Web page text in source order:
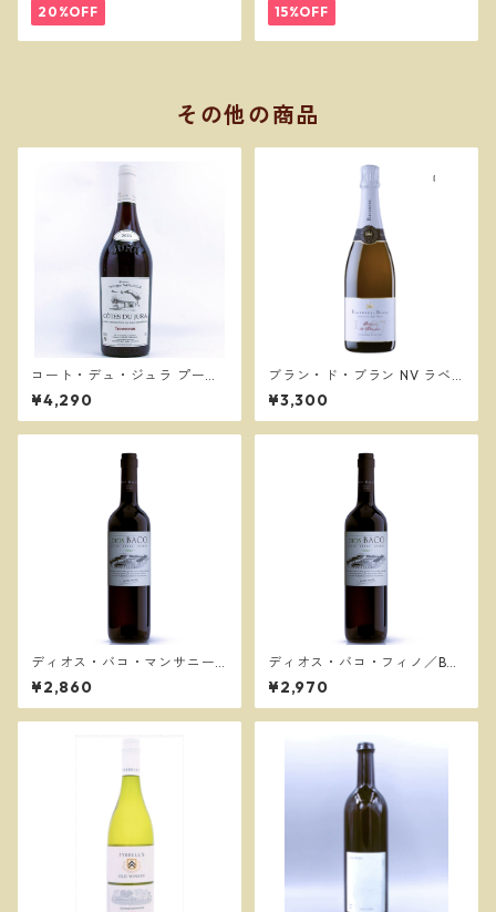
20%OFF 15%OFF
その他の商品
コート・デュ・ジュラ プール
サール 2025 / フィリップ・ヴ
ァンデル Philippe Vandelle
¥4,290
ブラン・ド・ブラン NV ラベ
ントス ／ラベントス イ ブ
ラン
¥3,300
ディオス・バコ・マンサニー
ジャ／Bodegas Dios Baco
¥2,860
ディオス・バコ・フィノ／Bod
egas Dios Baco
¥2,970